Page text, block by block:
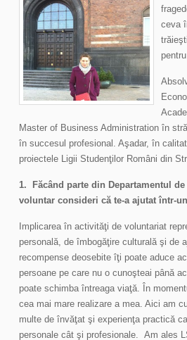
ceva
Master of Business Administration în
în succesul profesional. Aşadar, în
proiectele Ligii Studenţilor Români din
1. Făcând parte din Departamentul de
voluntar consideri că te-a ajutat într-
Implicarea în activităţi de voluntariat
personală, de îmbogăţire culturală şi de
recompense deosebite îţi poate aduce
persoane pe care nu o cunoşteai până
poate schimba întreaga viaţă. În
cea mai mare realizare a mea. Aici am
multe de învăţat şi experienţa practică
personale cât şi profesionale. Am ales